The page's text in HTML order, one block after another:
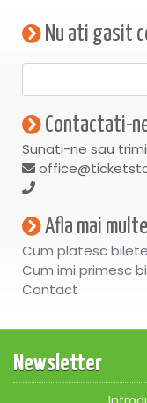
Nu ati gasit
Contactati-
Sunati-ne sau
Afla mai
Cum platesc
Cum imi primesc
Contact
Newsletter